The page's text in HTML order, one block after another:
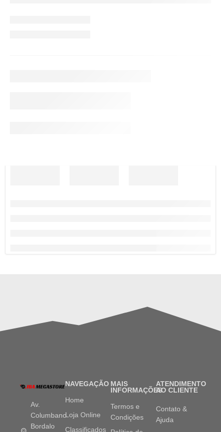
Av.
Columbano
Bordalo
NAVEGAÇÃO
Home
Loja Online
Classificados
MAIS
INFORMAÇÕES
Termos e
Condições
ATENDIMENTO
AO CLIENTE
Contato &
Ajuda